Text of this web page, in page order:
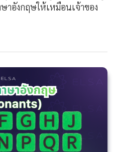
ษาอังกฤษให้เหมือนเจ้าของ